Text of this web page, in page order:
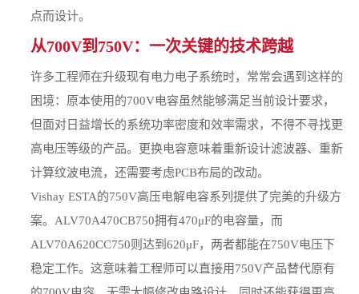
点而设计。
从700V到750V：一次关键的技术跨越
许多工程师在升级现有电力电子系统时，常常会遇到这样的
困境：原本使用的700V电容虽然能够满足当前设计要求，
但面对日益增长的系统功率密度和效率需求，不得不寻找更
高电压等级的产品。更换电容意味着重新设计滤波器、重新
计算纹波电流，还需要考虑PCB布局的改动。
Vishay ESTA的750V高压电解电容系列提供了完美的升级方
案。ALV70A470CB750拥有470μF的电容量，而
ALV70A620CC750则达到620μF，两者都能在750V电压下
稳定工作。这意味着工程师可以直接用750V产品替代原有